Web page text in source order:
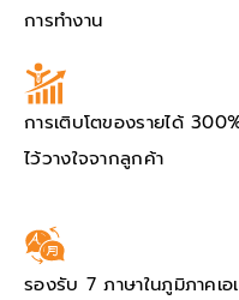
การทำงาน
การเติบโตของรายได้
ไว้วางใจจากลูกค้า
รองรับ 7 ภาษาในภูมิภาคเ